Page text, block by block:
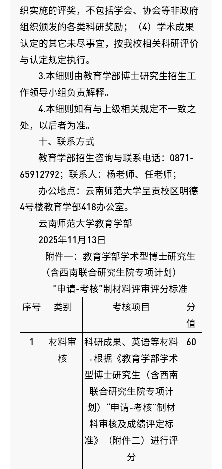
织实施的评奖，不包括学会、协会等非政府
组织颁发的各类科研奖励；（4）学术成果
认定的其它未尽事宜，按我校相关科研评价
与认定规定执行。
3.本细则由教育学部博士研究生招生工
作领导小组负责解释。
4.本细则如有与上级相关规定不一致之
处，以后者为准。
十、联系方式
教育学部招生咨询与联系电话：0871-
65912792；联系人：杨老师、任老师；
办公地点：云南师范大学呈贡校区明德
4号楼教育学部418办公室。
云南师范大学教育学部
2025年11月13日
附件一：教育学部学术型博士研究生
（含西南联合研究生院专项计划）
“申请-考核”制材料评审评分标准
序号
类别 考核项目
分
值
1
材料审
核
科研成果、英语等材料
→根据《教育学部学术
型博士研究生（含西南
联合研究生院专项计
划）“申请-考核”制材
料审核及成绩评定标
准》（附件二）进行评
分
60